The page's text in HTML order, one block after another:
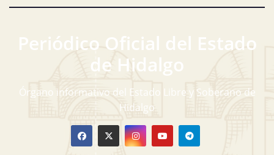
Periódico Oficial del Estado
de Hidalgo
Órgano informativo del Estado Libre y Soberano de
Hidalgo